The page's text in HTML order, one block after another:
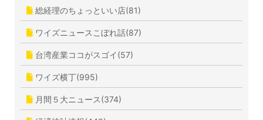
総経理のちょっといい店(81)
ワイズニュースこぼれ話(87)
台湾産業ココがスゴイ(57)
ワイズ横丁(995)
月間５大ニュース(374)